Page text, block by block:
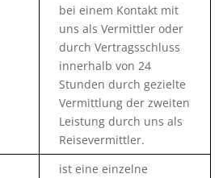
bei einem Kontakt mit
uns als Vermittler oder
durch Vertragsschluss
innerhalb von 24
Stunden durch gezielte
Vermittlung der zweiten
Leistung durch uns als
Reisevermittler.
ist eine einzelne